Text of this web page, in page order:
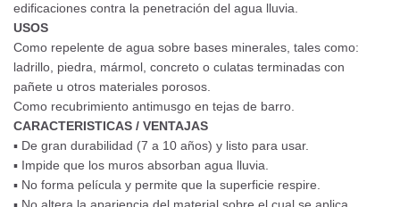
edificaciones contra la penetración del agua lluvia.
USOS
Como repelente de agua sobre bases minerales, tales como:
ladrillo, piedra, mármol, concreto o culatas terminadas con
pañete u otros materiales porosos.
Como recubrimiento antimusgo en tejas de barro.
CARACTERISTICAS / VENTAJAS
▪ De gran durabilidad (7 a 10 años) y listo para usar.
▪ Impide que los muros absorban agua lluvia.
▪ No forma película y permite que la superficie respire.